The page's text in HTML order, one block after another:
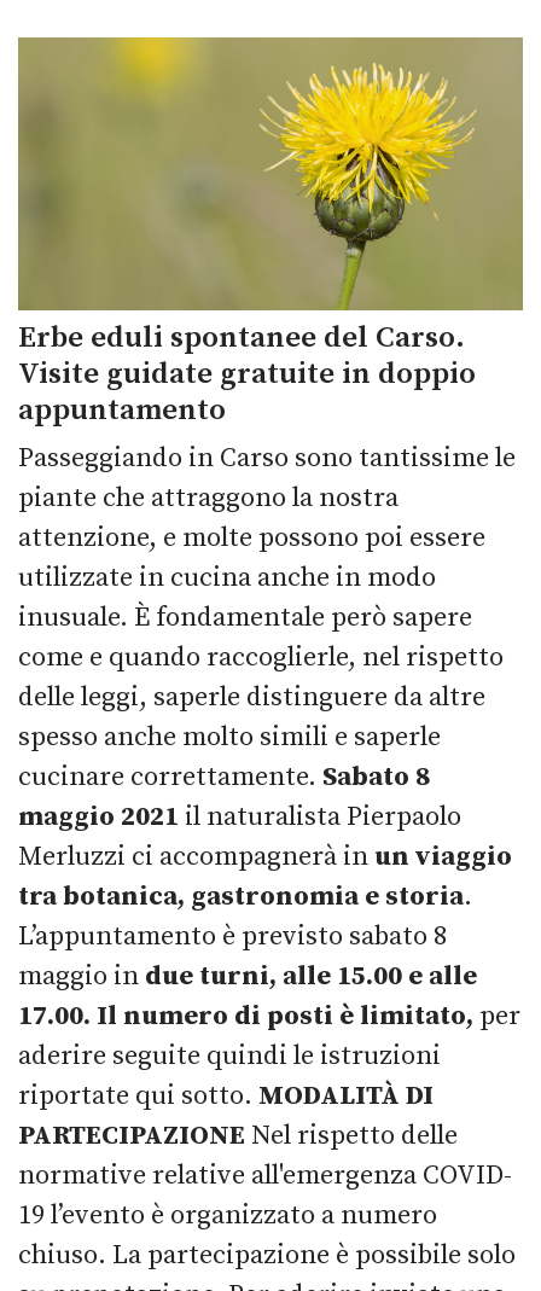
Erbe eduli spontanee del Carso.
Visite guidate gratuite in doppio
appuntamento
Passeggiando in Carso sono tantissime le
piante che attraggono la nostra
attenzione, e molte possono poi essere
utilizzate in cucina anche in modo
inusuale. È fondamentale però sapere
come e quando raccoglierle, nel rispetto
delle leggi, saperle distinguere da altre
spesso anche molto simili e saperle
cucinare correttamente. Sabato 8
maggio 2021 il naturalista Pierpaolo
Merluzzi ci accompagnerà inun viaggio
tra botanica, gastronomia e storia.
L’appuntamento è previsto sabato 8
maggio in due turni, alle 15.00 e alle
17.00. Il numero di posti è limitato, per
aderire seguite quindi le istruzioni
riportate qui sotto. MODALITÀ DI
PARTECIPAZIONE Nel rispetto delle
normative relative all'emergenza COVID-
19 l’evento è organizzato a numero
chiuso. La partecipazione è possibile solo